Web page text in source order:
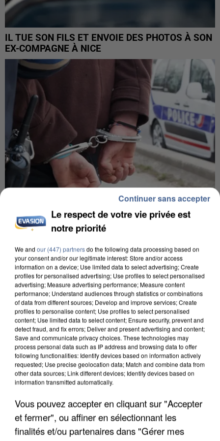
IL TUE SON FILS ET ENVOIE DES PHOTOS À SON
EX-COMPAGNE À NICE
L’UN DES FONDATEURS SUPPOSÉS DE LA DZ
UN SECOND CADRE DE LA DZ MAFIA
INTERPELLÉ EN ALGÉRIE
Le respect de votre vie privée est
notre priorité
We and our (447) partnersdo the following data processing based on
your consent and/or our legitimate interest: Store and/or access
information on a device; Use limited data to select advertising; Create
profiles for personalised advertising; Use profiles to select personalised
advertising; Measure advertising performance; Measure content
performance; Understand audiences through statistics or combinations
of data from different sources; Develop and improve services; Create
profiles to personalise content; Use profiles to select personalised
content; Use limited data to select content; Ensure security, prevent and
detect fraud, and fix errors; Deliver and present advertising and content;
Save and communicate privacy choices. These technologies may
process personal data such as IP address and browsing data to offer
following functionalities: Identify devices based on information actively
requested; Use precise geolocation data; Match and combine data from
other data sources; Link different devices; Identify devices based on
information transmitted automatically.
Vous pouvez accepter en cliquant sur "Accepter
et fermer", ou affiner en sélectionnant les
finalités et/ou partenaires dans "Gérer mes
Continuer sans accepter